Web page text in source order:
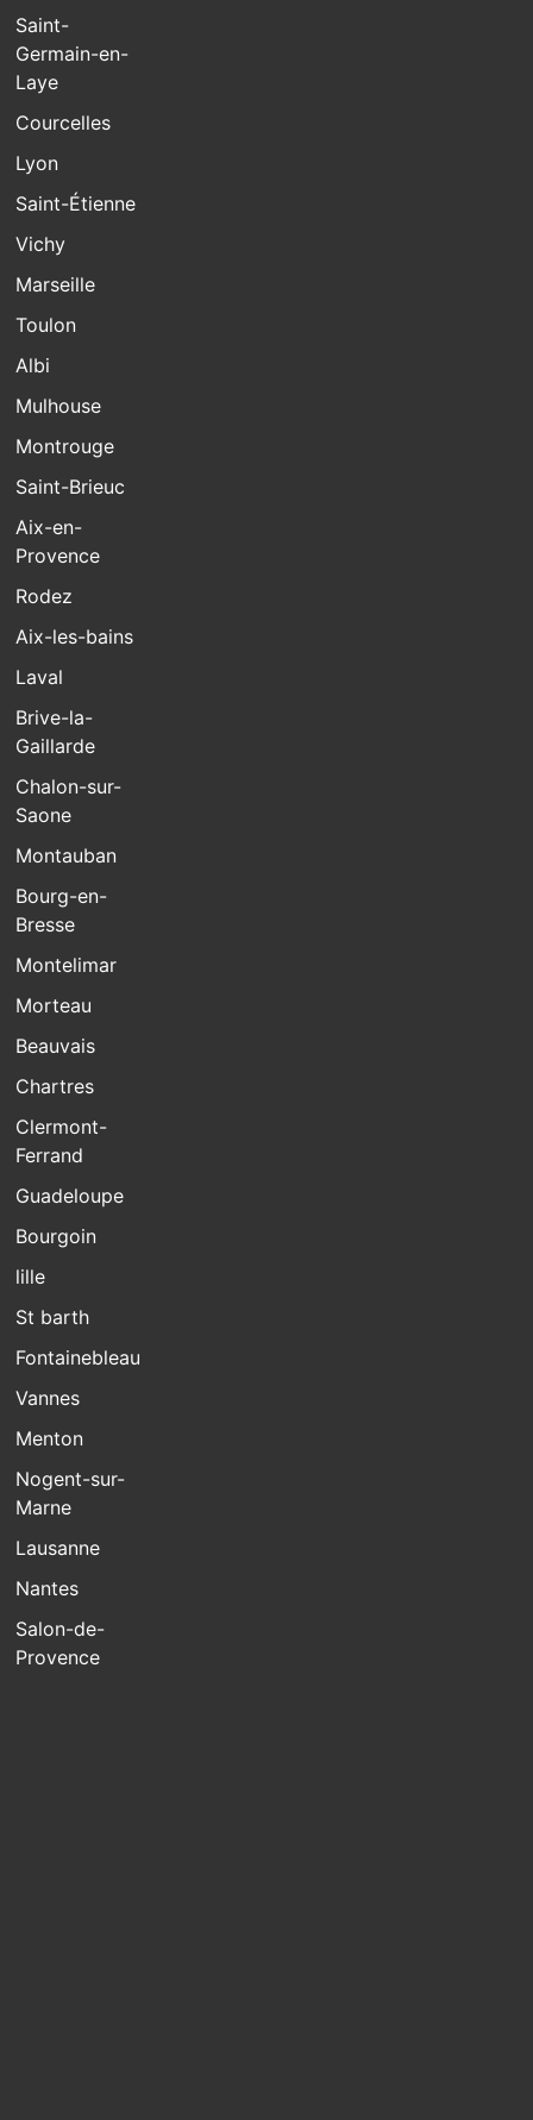
Saint-
Germain-en-
Laye
Courcelles
Lyon
Saint-Étienne
Vichy
Marseille
Toulon
Albi
Mulhouse
Montrouge
Saint-Brieuc
Aix-en-
Provence
Rodez
Aix-les-bains
Laval
Brive-la-
Gaillarde
Chalon-sur-
Saone
Montauban
Bourg-en-
Bresse
Montelimar
Morteau
Beauvais
Chartres
Clermont-
Ferrand
Guadeloupe
Bourgoin
lille
St barth
Fontainebleau
Vannes
Menton
Nogent-sur-
Marne
Lausanne
Nantes
Salon-de-
Provence